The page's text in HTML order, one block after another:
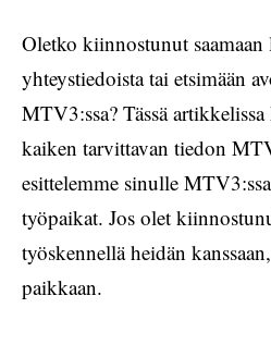
Oletko kiinnostunut
yhteystiedoista tai etsimään
MTV3:ssa? Tässä
kaiken tarvittavan tiedon
esittelemme sinulle
työpaikat. Jos olet
työskennellä heidän
paikkaan.